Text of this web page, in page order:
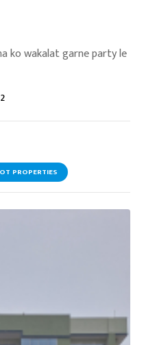
ko wakalat garne party le
2
PROPERTIES